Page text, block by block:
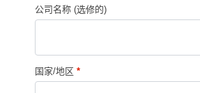
公司名称 (选修的)
国家/地区 *